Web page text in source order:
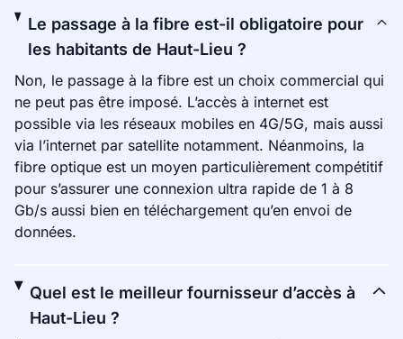
Le passage à la fibre est-il obligatoire pour
les habitants de Haut-Lieu ?
Non, le passage à la fibre est un choix commercial qui
ne peut pas être imposé. L’accès à internet est
possible via les réseaux mobiles en 4G/5G, mais aussi
via l’internet par satellite notamment. Néanmoins, la
fibre optique est un moyen particulièrement compétitif
pour s’assurer une connexion ultra rapide de 1 à 8
Gb/s aussi bien en téléchargement qu’en envoi de
données.
Quel est le meilleur fournisseur d’accès à
Haut-Lieu ?